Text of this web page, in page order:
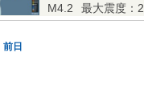
M4.2
最大震度：2
前日